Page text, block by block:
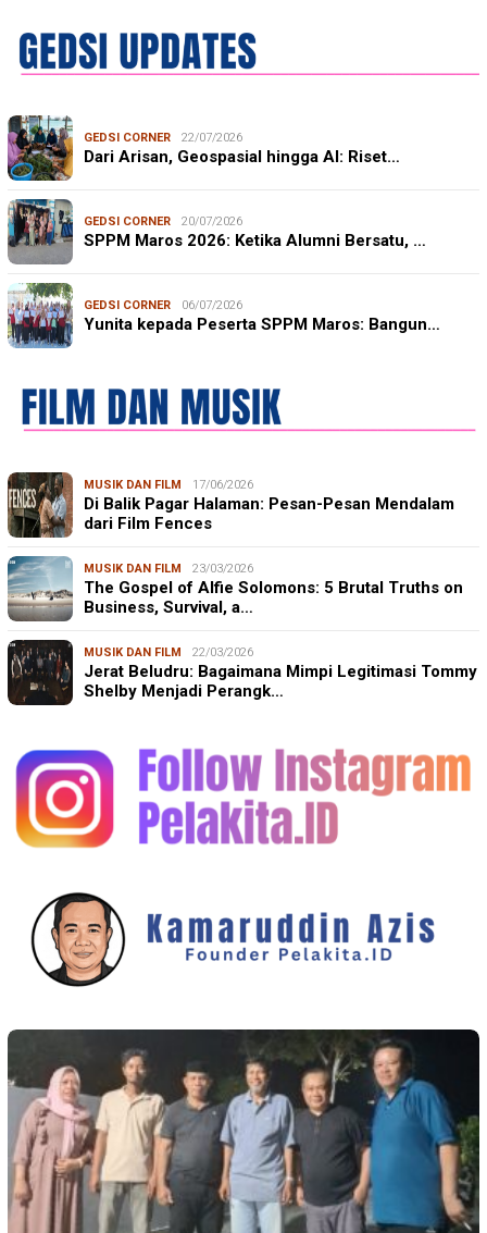
GEDSI CORNER 22/07/2026
Dari Arisan, Geospasial hingga AI: Riset…
GEDSI CORNER 20/07/2026
SPPM Maros 2026: Ketika Alumni Bersatu, …
GEDSI CORNER 06/07/2026
Yunita kepada Peserta SPPM Maros: Bangun…
MUSIK DAN FILM 17/06/2026
Di Balik Pagar Halaman: Pesan-Pesan Mendalam
dari Film Fences
MUSIK DAN FILM 23/03/2026
The Gospel of Alfie Solomons: 5 Brutal Truths on
Business, Survival, a…
MUSIK DAN FILM 22/03/2026
Jerat Beludru: Bagaimana Mimpi Legitimasi Tommy
Shelby Menjadi Perangk…